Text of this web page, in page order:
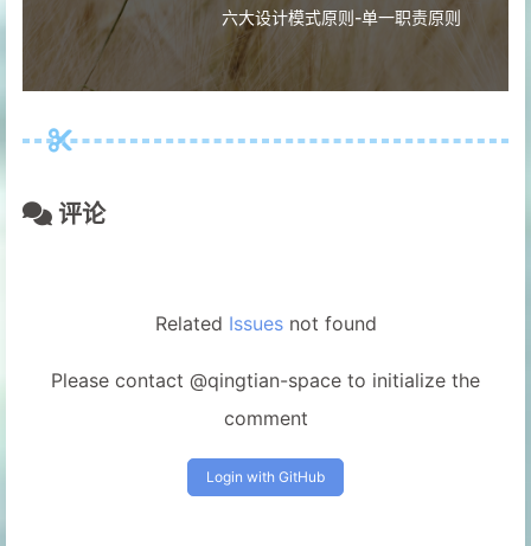
六大设计模式原则-单一职责原则
评论
Related Issuesnot found
Please contact @qingtian-space to initialize the
comment
Login with GitHub